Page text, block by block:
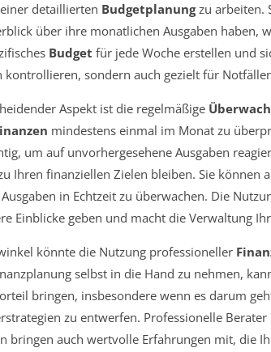
detaillierten Budgetplanungzu arbeiten.
über ihre monatlichen Ausgaben haben,
Budget für jede Woche erstellen und
kontrollieren, sondern auch gezielt für
Aspekt ist die regelmäßige
mindestens einmal im Monat zu
um auf unvorhergesehene Ausgaben
Ihren finanziellen Zielen bleiben. Sie können
in Echtzeit zu überwachen. Die
Einblicke geben und macht die Verwaltung
könnte die Nutzung professioneller
selbst in die Hand zu nehmen,
bringen, insbesondere wenn es darum
zu entwerfen. Professionelle
bringen auch wertvolle Erfahrungen mit, die